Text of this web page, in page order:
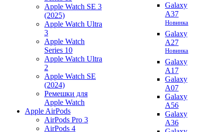
Apple Watch SE 3
(2025)
Apple Watch Ultra
3
Apple Watch
Series 10
Apple Watch Ultra
2
Apple Watch SE
(2024)
Ремешки для
Apple Watch
Apple AirPods
AirPods Pro 3
AirPods 4
Galaxy
A37
Новинка
Galaxy
A27
Новинка
Galaxy
A17
Galaxy
A07
Galaxy
A56
Galaxy
A36